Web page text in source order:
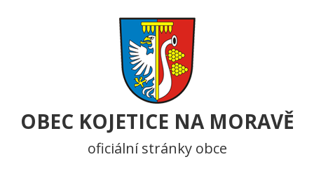
OBEC KOJETICE NA MORAVĚ
oficiální stránky obce